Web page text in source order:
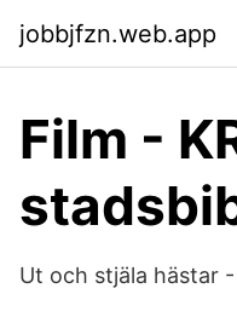
jobbjfzn.web.app
Film -
Ut och stjäla hästar